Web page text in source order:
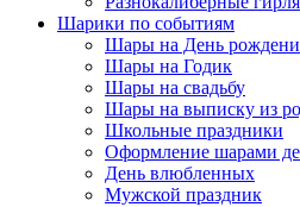
Шарики по событиям
Шары на День
Шары на Годик
Шары на свадьбу
Шары на выписку из
Школьные праздники
Оформление шарами
День влюбленных
Мужской праздник